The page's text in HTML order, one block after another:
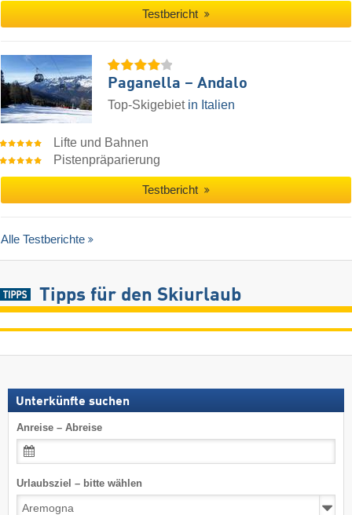
Testbericht
Paganella – Andalo
Top-Skigebiet in Italien
Lifte und Bahnen
Pistenpräparierung
Testbericht
Alle Testberichte
Tipps für den Skiurlaub
Unterkünfte suchen
Anreise – Abreise
Urlaubsziel – bitte wählen